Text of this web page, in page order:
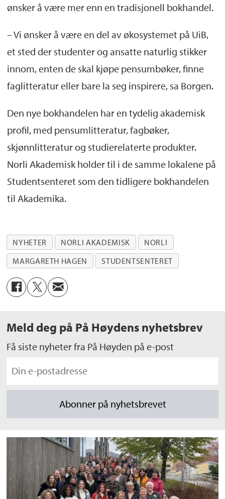
ønsker å være mer enn en tradisjonell bokhandel.
– Vi ønsker å være en del av økosystemet på UiB,
et sted der studenter og ansatte naturlig stikker
innom, enten de skal kjøpe pensumbøker, finne
faglitteratur eller bare la seg inspirere, sa Borgen.
Den nye bokhandelen har en tydelig akademisk
profil, med pensumlitteratur, fagbøker,
skjønnlitteratur og studierelaterte produkter.
Norli Akademisk holder til i de samme lokalene på
Studentsenteret som den tidligere bokhandelen
til Akademika.
NYHETER NORLI AKADEMISK
NORLI
MARGARETH HAGEN
STUDENTSENTERET
Meld deg på På Høydens nyhetsbrev
Få siste nyheter fra På Høyden på e-post